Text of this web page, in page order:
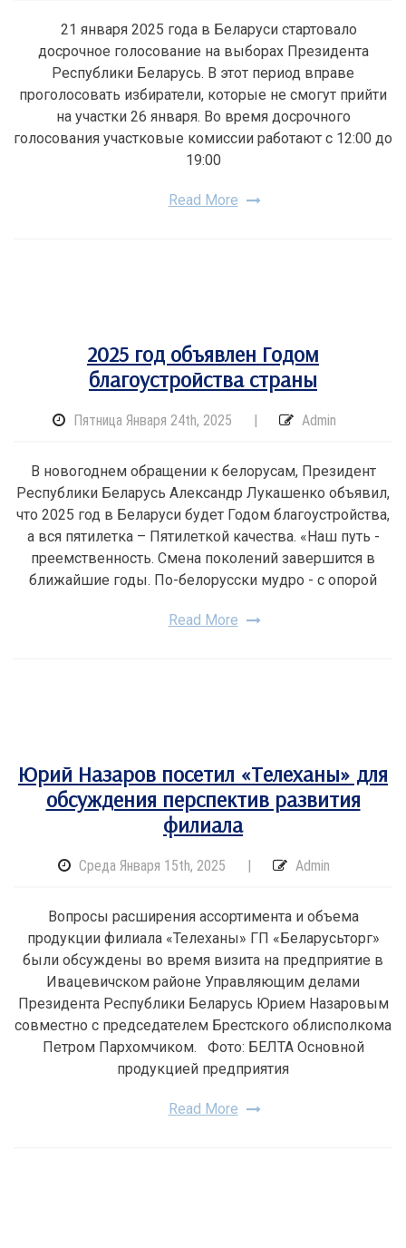
21 января 2025 года в Беларуси стартовало
досрочное голосование на выборах Президента
Республики Беларусь. В этот период вправе
проголосовать избиратели, которые не смогут прийти
на участки 26 января. Во время досрочного
голосования участковые комиссии работают с 12:00 до
19:00
Read More
2025 год объявлен Годом
благоустройства страны
Пятница Января 24th, 2025 | Admin
В новогоднем обращении к белорусам, Президент
Республики Беларусь Александр Лукашенко объявил,
что 2025 год в Беларуси будет Годом благоустройства,
а вся пятилетка – Пятилеткой качества. «Наш путь -
преемственность. Смена поколений завершится в
ближайшие годы. По-белорусски мудро - с опорой
Read More
Юрий Назаров посетил «Телеханы» для
обсуждения перспектив развития
филиала
Среда Января 15th, 2025 | Admin
Вопросы расширения ассортимента и объема
продукции филиала «Телеханы» ГП «Беларусьторг»
были обсуждены во время визита на предприятие в
Ивацевичском районе Управляющим делами
Президента Республики Беларусь Юрием Назаровым
совместно с председателем Брестского облисполкома
Петром Пархомчиком. Фото: БЕЛТА Основной
продукцией предприятия
Read More